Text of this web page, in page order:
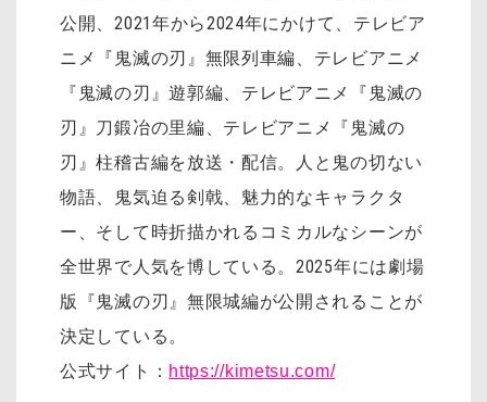
公開、2021年から2024年にかけて、テレビア
ニメ『鬼滅の刃』無限列車編、テレビアニメ
『鬼滅の刃』遊郭編、テレビアニメ『鬼滅の
刃』刀鍛冶の里編、テレビアニメ『鬼滅の
刃』柱稽古編を放送・配信。人と鬼の切ない
物語、鬼気迫る剣戟、魅力的なキャラクタ
ー、そして時折描かれるコミカルなシーンが
全世界で人気を博している。2025年には劇場
版『鬼滅の刃』無限城編が公開されることが
決定している。
公式サイト： https://kimetsu.com/